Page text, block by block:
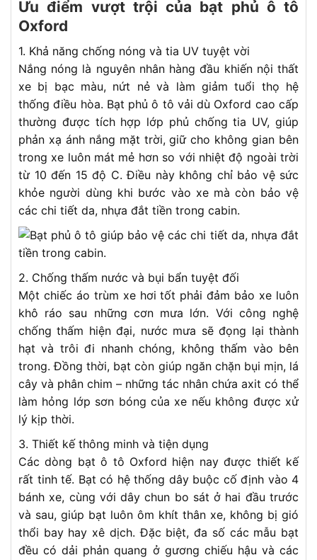
Ưu điểm vượt trội của bạt phủ ô tô
Oxford
1. Khả năng chống nóng và tia UV tuyệt vời
Nắng nóng là nguyên nhân hàng đầu khiến nội thất
xe bị bạc màu, nứt nẻ và làm giảm tuổi thọ hệ
thống điều hòa. Bạt phủ ô tô vải dù Oxford cao cấp
thường được tích hợp lớp phủ chống tia UV, giúp
phản xạ ánh nắng mặt trời, giữ cho không gian bên
trong xe luôn mát mẻ hơn so với nhiệt độ ngoài trời
từ 10 đến 15 độ C. Điều này không chỉ bảo vệ sức
khỏe người dùng khi bước vào xe mà còn bảo vệ
các chi tiết da, nhựa đắt tiền trong cabin.
2. Chống thấm nước và bụi bẩn tuyệt đối
Một chiếc áo trùm xe hơi tốt phải đảm bảo xe luôn
khô ráo sau những cơn mưa lớn. Với công nghệ
chống thấm hiện đại, nước mưa sẽ đọng lại thành
hạt và trôi đi nhanh chóng, không thấm vào bên
trong. Đồng thời, bạt còn giúp ngăn chặn bụi mịn, lá
cây và phân chim – những tác nhân chứa axit có thể
làm hỏng lớp sơn bóng của xe nếu không được xử
lý kịp thời.
3. Thiết kế thông minh và tiện dụng
Các dòng bạt ô tô Oxford hiện nay được thiết kế
rất tinh tế. Bạt có hệ thống dây buộc cố định vào 4
bánh xe, cùng với dây chun bo sát ở hai đầu trước
và sau, giúp bạt luôn ôm khít thân xe, không bị gió
thổi bay hay xê dịch. Đặc biệt, đa số các mẫu bạt
đều có dải phản quang ở gương chiếu hậu và các